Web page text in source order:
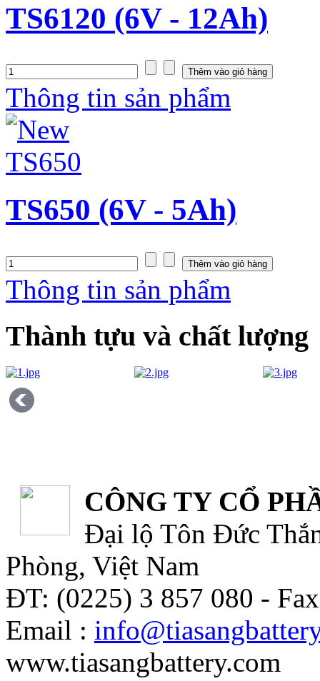
TS6120 (6V - 12Ah)
Thông tin sản phẩm
TS650 (6V - 5Ah)
Thông tin sản phẩm
Thành tựu và chất lượng
CÔNG TY CỔ
Đại lộ Tôn Đức
Phòng, Việt Nam
ĐT: (0225) 3 857 080 -
Email :
www.tiasangbattery.com